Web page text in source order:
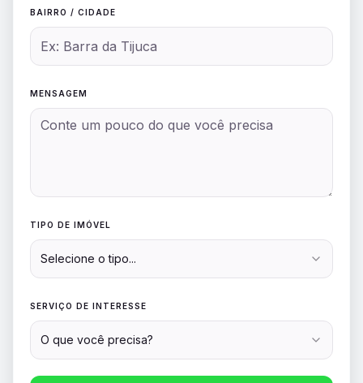
BAIRRO / CIDADE
MENSAGEM
TIPO DE IMÓVEL
Selecione o tipo...
SERVIÇO DE INTERESSE
O que você precisa?